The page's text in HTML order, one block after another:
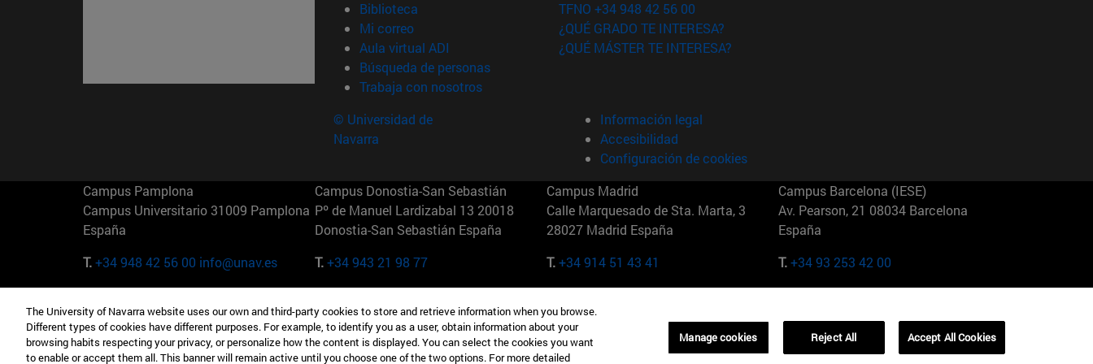
Biblioteca (abre en nueva ventana)
Mi correo(abre en nueva ventana)
Aula virtual ADI (abre en nueva ventana)
Búsqueda de personas(abre en nueva ventana)
Trabaja con nosotros(abre en nueva ventana)
TFNO +34 948 42 56 00
¿QUÉ GRADO TE INTERESA?
¿QUÉ MÁSTER TE INTERESA?
© Universidad de
Navarra
Información legal
Accesibilidad
Configuración de cookies
Campus Pamplona
Campus Universitario 31009 Pamplona
España
T.+34 948 42 56 00 info@unav.es
Campus Donostia-San Sebastián
Pº de Manuel Lardizabal 13 20018
Donostia-San Sebastián España
T.+34 943 21 98 77
Campus Madrid
Calle Marquesado de Sta. Marta, 3
28027 Madrid España
T.+34 914 51 43 41
Campus Barcelona (IESE)
Av. Pearson, 21 08034 Barcelona
España
T.+34 93 253 42 00
Camino del Cerro Águila 3 28023
Madrid España
165 W 57th St 10019-2201 Nueva York
EE.UU
Maria-Theresia-Straße 15 81675
Múnich Alemania
01321001 Bela Vista Brasil
The University of Navarra website uses our own and third-party cookies to store and retrieve information when you browse.
Different types of cookies have different purposes. For example, to identify you as a user, obtain information about your
browsing habits respecting your privacy, or personalize how the content is displayed. You can select the cookies you want
to enable or accept them all. This banner will remain active until you choose one of the two options. For more detailed
Manage cookies Reject All Accept All Cookies